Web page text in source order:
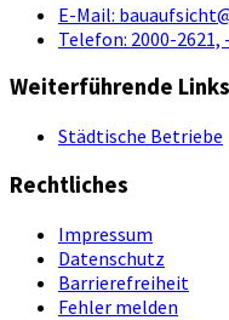
E-Mail:
Telefon: 2000-2621,
Weiterführende Links
Städtische Betriebe
Rechtliches
Impressum
Datenschutz
Barrierefreiheit
Fehler melden